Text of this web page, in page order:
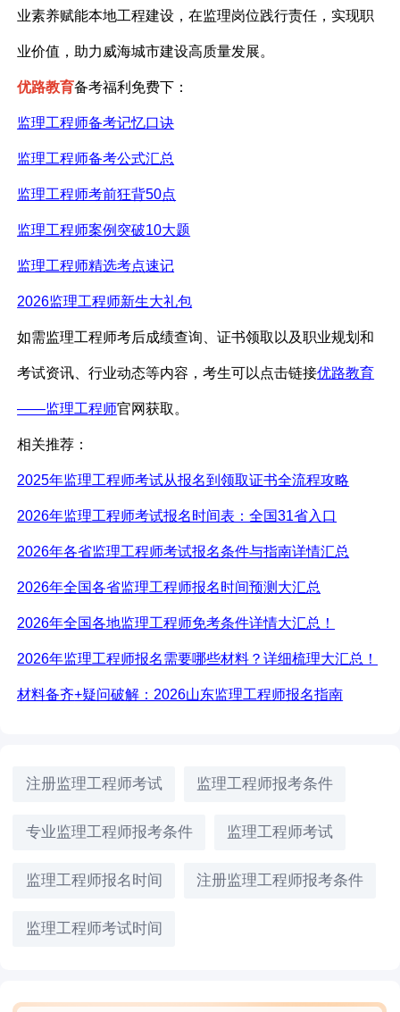
业素养赋能本地工程建设，在监理岗位践行责任，实现职
业价值，助力威海城市建设高质量发展。
优路教育备考福利免费下：
监理工程师备考记忆口诀
监理工程师备考公式汇总
监理工程师考前狂背50点
监理工程师案例突破10大题
监理工程师精选考点速记
2026监理工程师新生大礼包
如需监理工程师考后成绩查询、证书领取以及职业规划和
考试资讯、行业动态等内容，考生可以点击链接优路教育
——监理工程师官网获取。
相关推荐：
2025年监理工程师考试从报名到领取证书全流程攻略
2026年监理工程师考试报名时间表：全国31省入口
2026年各省监理工程师考试报名条件与指南详情汇总
2026年全国各省监理工程师报名时间预测大汇总
2026年全国各地监理工程师免考条件详情大汇总！
2026年监理工程师报名需要哪些材料？详细梳理大汇总！
材料备齐+疑问破解：2026山东监理工程师报名指南
注册监理工程师考试 监理工程师报考条件
专业监理工程师报考条件 监理工程师考试
监理工程师报名时间 注册监理工程师报考条件
监理工程师考试时间